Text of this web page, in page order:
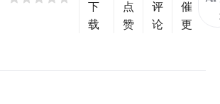
下
载
点
赞
评
论
催
更